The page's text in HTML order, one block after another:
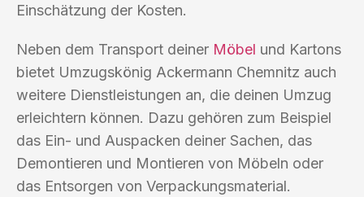
Einschätzung der Kosten.
Neben dem Transport deiner Möbel und Kartons
bietet Umzugskönig Ackermann Chemnitz auch
weitere Dienstleistungen an, die deinen Umzug
erleichtern können. Dazu gehören zum Beispiel
das Ein- und Auspacken deiner Sachen, das
Demontieren und Montieren von Möbeln oder
das Entsorgen von Verpackungsmaterial.